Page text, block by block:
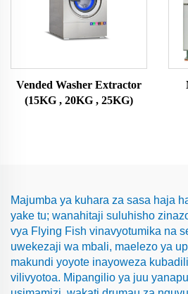
Vended Washer Extractor
(15KG , 20KG , 25KG)
Majumba ya kuhara za sasa haja
yake tu; wanahitaji suluhisho
vya Flying Fish vinavyotumika na
uwekezaji wa mbali, maelezo ya
makundi yoyote inayoweza
vilivyotoa. Mipangilio ya juu